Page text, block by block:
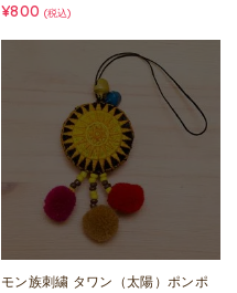
¥800 (税込)
モン族刺繍 タワン（太陽）ポンポ